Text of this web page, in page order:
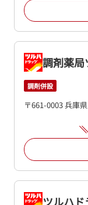
調剤薬局
調剤併設
〒661-0003 兵庫
ツルハ